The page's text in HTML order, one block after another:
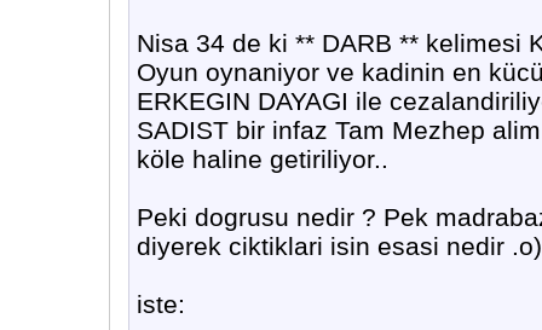
Nisa 34 de ki ** DARB ** kelimesi
Oyun oynaniyor ve kadinin en
ERKEGIN DAYAGI ile
SADIST bir infaz Tam Mezhep
köle haline getiriliyor..
Peki dogrusu nedir ? Pek
diyerek ciktiklari isin esasi nedir .o)
iste: